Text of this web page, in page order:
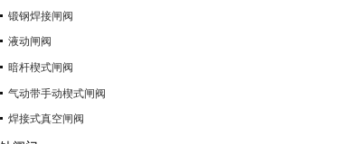
锻钢焊接闸阀
液动闸阀
暗杆楔式闸阀
气动带手动楔式闸阀
焊接式真空闸阀